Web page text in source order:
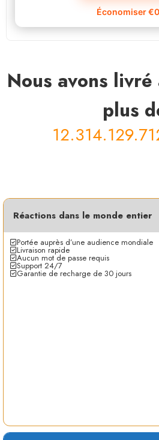
Économiser
Nous avons livré
plus
Réactions dans le monde entier
Portée auprès d’une audience mondiale
Livraison rapide
Aucun mot de passe requis
Support 24/7
Garantie de recharge de 30 jours